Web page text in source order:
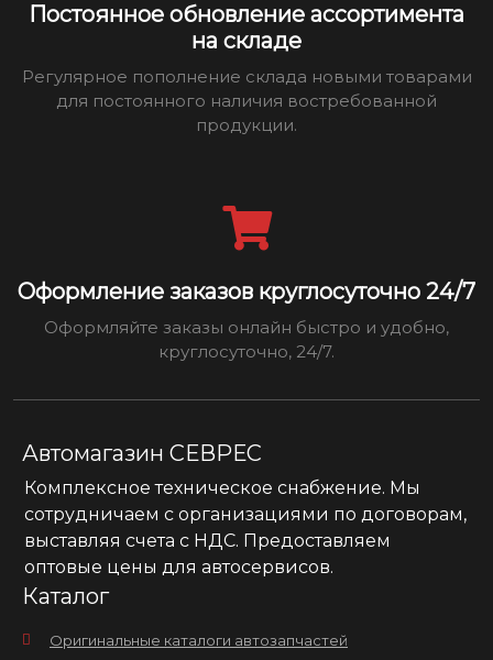
Постоянное обновление ассортимента
на складе
Регулярное пополнение склада новыми товарами
для постоянного наличия востребованной
продукции.
Оформление заказов круглосуточно 24/7
Оформляйте заказы онлайн быстро и удобно,
круглосуточно, 24/7.
Автомагазин СЕВРЕС
Комплексное техническое снабжение. Мы
сотрудничаем с организациями по договорам,
выставляя счета с НДС. Предоставляем
оптовые цены для автосервисов.
Каталог
Оригинальные каталоги автозапчастей